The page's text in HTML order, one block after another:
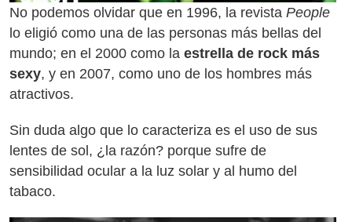
No podemos olvidar que en 1996, la revista People
lo eligió como una de las personas más bellas del
mundo; en el 2000 como la estrella de rock más
sexy, y en 2007, como uno de los hombres más
atractivos.
Sin duda algo que lo caracteriza es el uso de sus
lentes de sol, ¿la razón? porque sufre de
sensibilidad ocular a la luz solar y al humo del
tabaco.